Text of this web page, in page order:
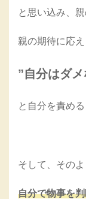
と思い込み、
親の期待に応
”自分はダ
と自分を責め
そして、その
自分で物事を